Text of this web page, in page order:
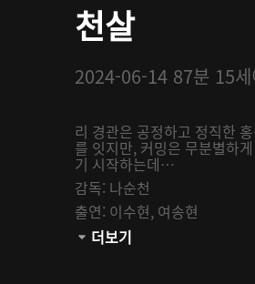
천살
2024-06-14 87분 15
리 경관은 공정하고 정직한
를 잇지만, 커밍은 무분별하
기 시작하는데…
감독: 나순천
출연: 이수현, 여송현
관람등급:
더보기